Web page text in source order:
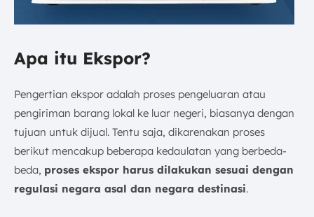
Apa itu Ekspor?
Pengertian ekspor adalah proses pengeluaran atau
pengiriman barang lokal ke luar negeri, biasanya dengan
tujuan untuk dijual. Tentu saja, dikarenakan proses
berikut mencakup beberapa kedaulatan yang berbeda-
beda, proses ekspor harus dilakukan sesuai dengan
regulasi negara asal dan negara destinasi.